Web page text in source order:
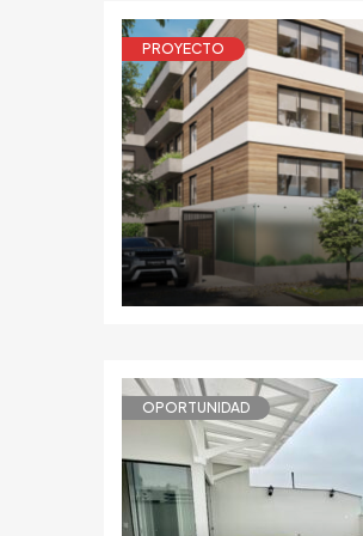
PROYECTO
1 año atrás
OPORTUNIDAD